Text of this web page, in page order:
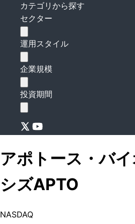
カテゴリから探す
セクター
運用スタイル
企業規模
投資期間
アポトース・バ
シズAPTO
NASDAQ